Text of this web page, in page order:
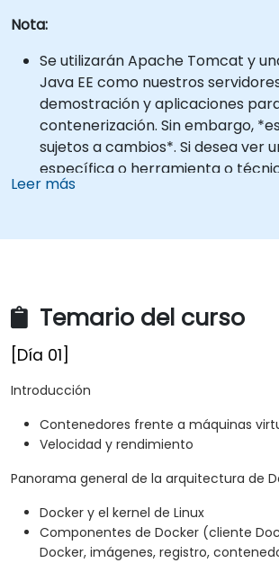
Nota:
Se utilizarán Apache Tomcat y
Java EE como nuestros
demostración y aplicaciones
contenerización. Sin embargo,
sujetos a cambios*. Si desea ver
específica o herramienta o
cubierta en esta formación, por
Leer más
Temario del curso
[Día 01]
Introducción
Contenedores frente a máquinas
Velocidad y rendimiento
Panorama general de la arquitectura de
Docker y el kernel de Linux
Componentes de Docker (cliente
Docker, imágenes, registro,